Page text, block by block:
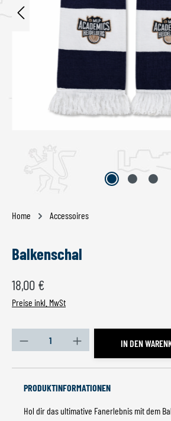
Home Accessoires
Balkenschal
Regulärer Preis:
18,00 €
Preise inkl. MwSt
Produkt Anzahl: Gib denIN DEN
PRODUKTINFORMATIONEN
Hol dir das ultimative Fanerlebnis mit dem